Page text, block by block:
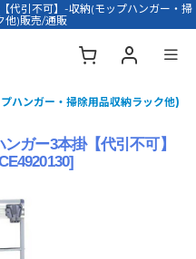
代引不可】-収納(モップハンガー・掃
他)販売/通販
ハンガー・掃除用品収納ラック他)
ガー3本掛【代引不可】
]